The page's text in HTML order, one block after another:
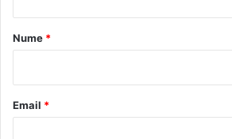
r
*
Nume *
Email *